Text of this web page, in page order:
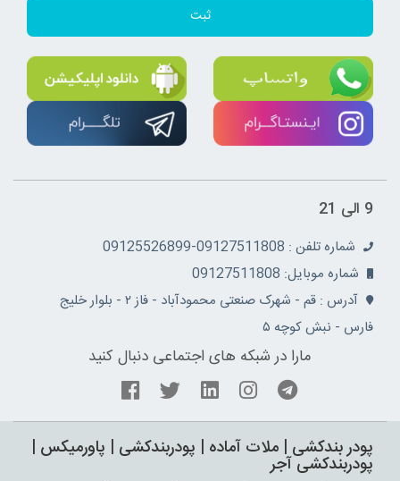
ثبت
9 الی 21
شماره تلفن : 09127511808-09125526899
شماره موبایل: 09127511808
آدرس : قم - شهرک صنعتی محمودآباد - فاز ۲ - بلوار خلیج
فارس - نبش کوچه ۵
مارا در شبکه های اجتماعی دنبال کنید
پودر بندکشی | ملات آماده | پودربندکشی | پاورمیکس |
پودربندکشی آجر